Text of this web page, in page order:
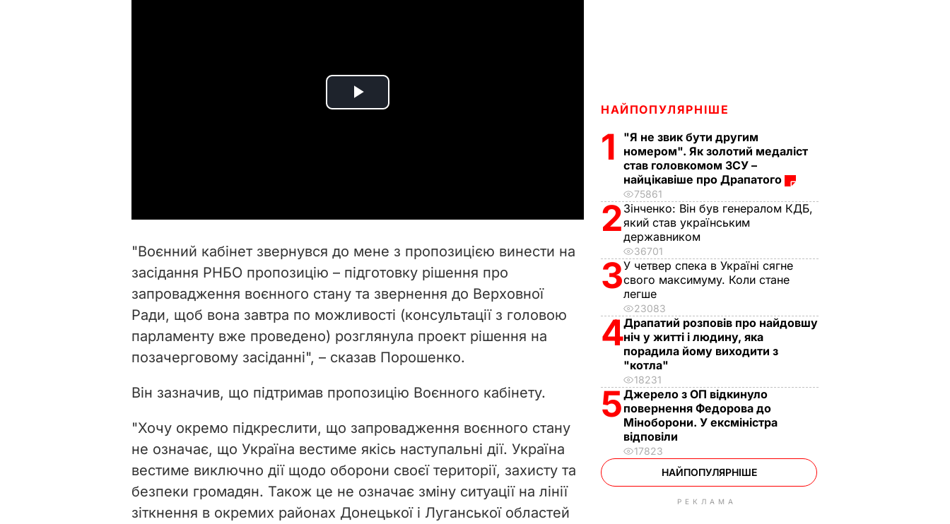
P
i
d
e
o
"Воєнний кабінет звернувся до мене з пропозицією винести на
засідання РНБО пропозицію – підготовку рішення про
запровадження воєнного стану та звернення до Верховної
Ради, щоб вона завтра по можливості (консультації з головою
парламенту вже проведено) розглянула проект рішення на
позачерговому засіданні", – сказав Порошенко.
Він зазначив, що підтримав пропозицію Воєнного кабінету.
"Хочу окремо підкреслити, що запровадження воєнного стану
не означає, що Україна вестиме якісь наступальні дії. Україна
вестиме виключно дії щодо оборони своєї території, захисту та
безпеки громадян. Також це не означає зміну ситуації на лінії
зіткнення в окремих районах Донецької і Луганської областей
НАЙПОПУЛЯРНІШЕ
1
"Я не звик бути другим
номером". Як золотий медаліст
став головкомом ЗСУ –
найцікавіше про Драпатого
75861
2 Зінченко: Він був генералом КДБ,
який став українським
державником
36701
3У четвер спека в Україні сягне
свого максимуму. Коли стане
легше
23083
4Драпатий розповів про найдовшу
ніч у житті і людину, яка
порадила йому виходити з
"котла"
18231
5Джерело з ОП відкинуло
повернення Федорова до
Міноборони. У ексміністра
відповіли
17823
НАЙПОПУЛЯРНІШЕ
РЕКЛАМА